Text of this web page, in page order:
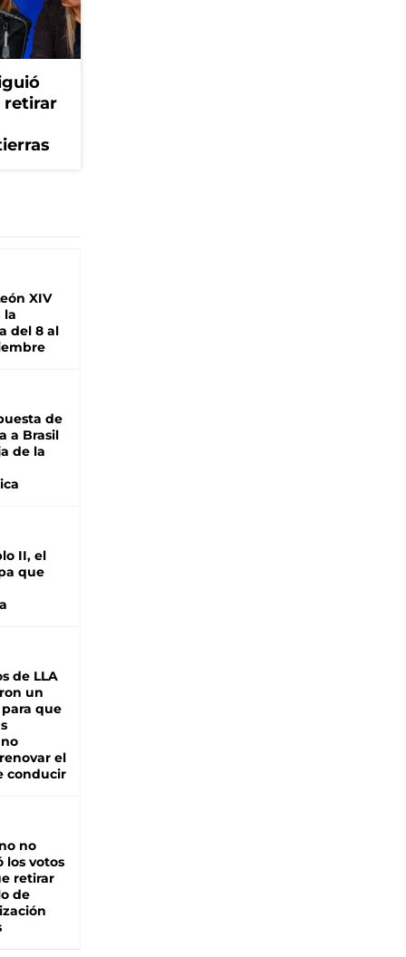
retirar
XIV
la
del 8 al
de
a Brasil
de la
II, el
que
de LLA
un
que
el
conducir
no
los votos
retirar
de